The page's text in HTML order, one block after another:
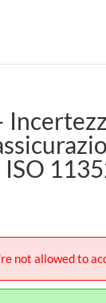
not allowed to